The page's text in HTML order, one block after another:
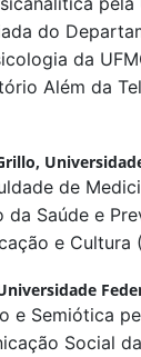
do
da
Além da
de
da Saúde e
e Cultura
e Semiótica
Social